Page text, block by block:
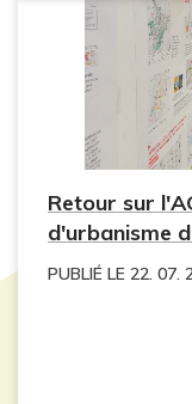
Retour sur
d'urbanisme
PUBLIÉ LE 22. 07.